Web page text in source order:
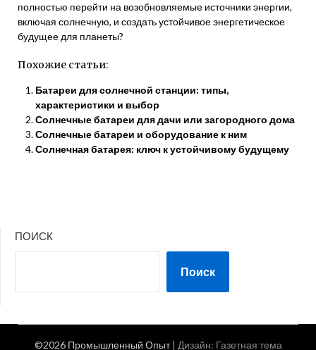
полностью перейти на возобновляемые источники энергии,
включая солнечную, и создать устойчивое энергетическое
будущее для планеты?
Похожие статьи:
Батареи для солнечной станции: типы,
характеристики и выбор
Солнечные батареи для дачи или загородного дома
Солнечные батареи и оборудование к ним
Солнечная батарея: ключ к устойчивому будущему
ПОИСК
Поиск
©2026 Промышленный Опыт| Дизайн: Газетная тема